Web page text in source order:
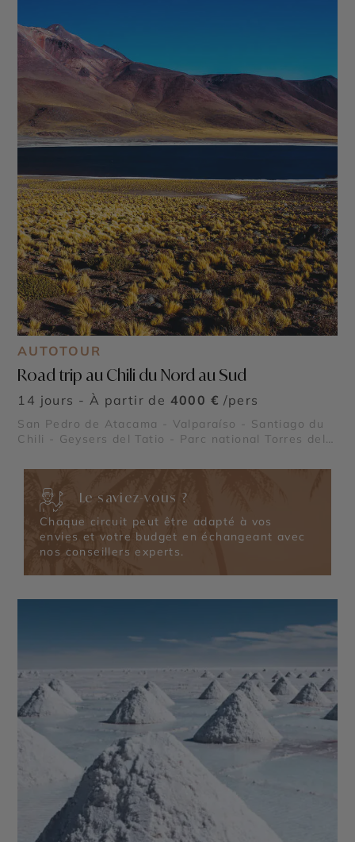
AUTOTOUR
Road trip au Chili du Nord au Sud
14 jours - À partir de 4000 € /pers
San Pedro de Atacama - Valparaíso - Santiago du
Chili - Geysers del Tatio - Parc national Torres del
Le saviez-vous ?
Chaque circuit peut être adapté à vos
envies et votre budget en échangeant avec
nos conseillers experts.